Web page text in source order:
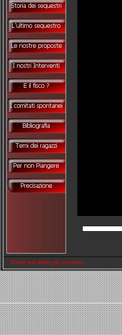
Perchè non debba più succedere...